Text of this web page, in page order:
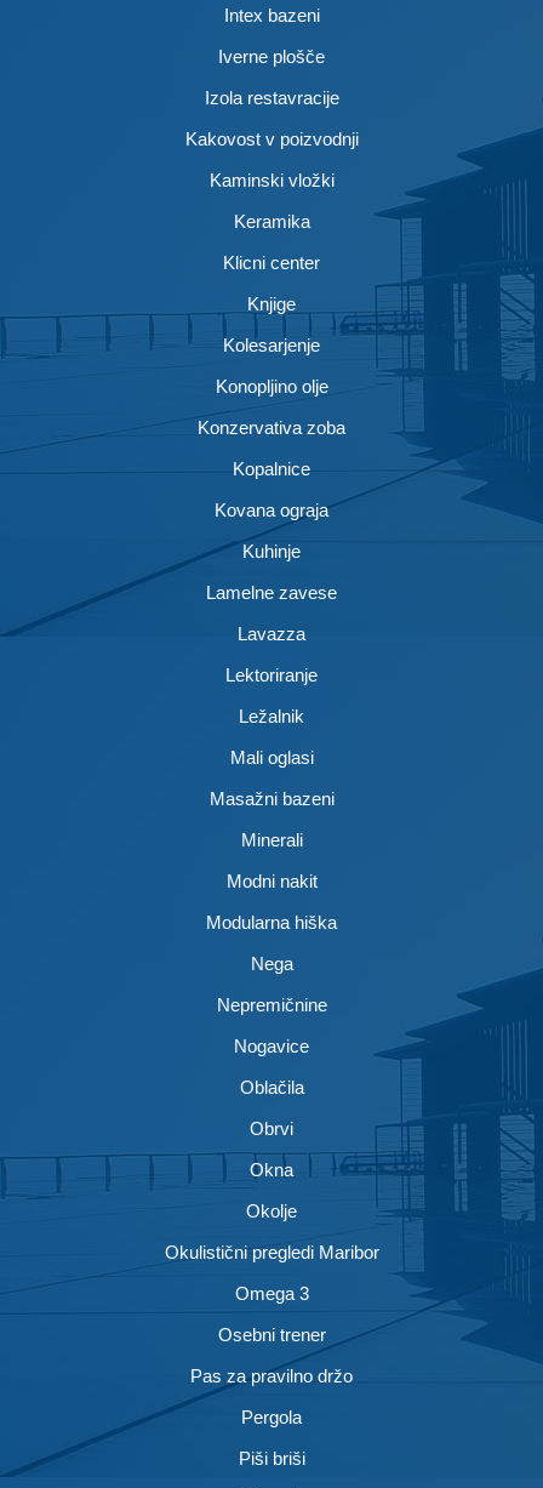
Intex bazeni
Iverne plošče
Izola restavracije
Kakovost v poizvodnji
Kaminski vložki
Keramika
Klicni center
Knjige
Kolesarjenje
Konopljino olje
Konzervativa zoba
Kopalnice
Kovana ograja
Kuhinje
Lamelne zavese
Lavazza
Lektoriranje
Ležalnik
Mali oglasi
Masažni bazeni
Minerali
Modni nakit
Modularna hiška
Nega
Nepremičnine
Nogavice
Oblačila
Obrvi
Okna
Okolje
Okulistični pregledi Maribor
Omega 3
Osebni trener
Pas za pravilno držo
Pergola
Piši briši